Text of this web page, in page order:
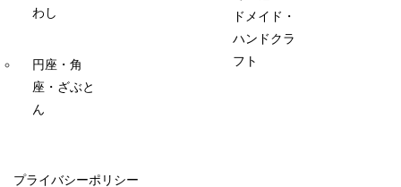
わし
円座・角
座・ざぶと
ん
ドメイド・
ハンドクラ
フト
プライバシーポリシー